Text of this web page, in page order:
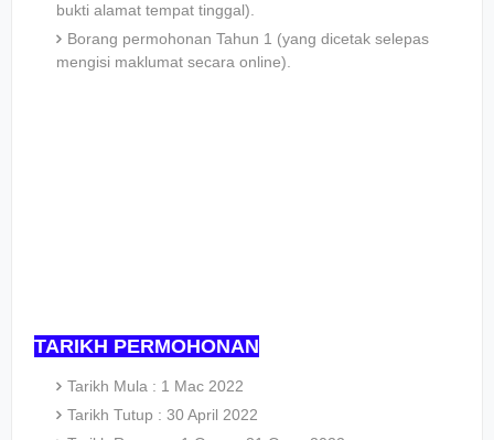
bukti alamat tempat tinggal).
Borang permohonan Tahun 1 (yang dicetak selepas
mengisi maklumat secara online).
TARIKH PERMOHONAN
Tarikh Mula : 1 Mac 2022
Tarikh Tutup : 30 April 2022